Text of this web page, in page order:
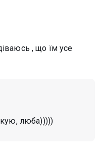
, що їм усе
люба)))))